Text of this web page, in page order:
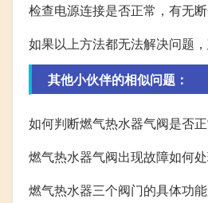
检查电源连接是否正常，有无断
如果以上方法都无法解决问题
其他小伙伴的相似问题：
如何判断燃气热水器气阀是否
燃气热水器气阀出现故障如何处
燃气热水器三个阀门的具体功